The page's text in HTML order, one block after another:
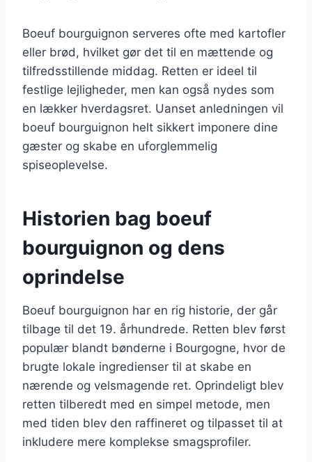
Boeuf bourguignon serveres ofte med kartofler
eller brød, hvilket gør det til en mættende og
tilfredsstillende middag. Retten er ideel til
festlige lejligheder, men kan også nydes som
en lækker hverdagsret. Uanset anledningen vil
boeuf bourguignon helt sikkert imponere dine
gæster og skabe en uforglemmelig
spiseoplevelse.
Historien bag boeuf
bourguignon og dens
oprindelse
Boeuf bourguignon har en rig historie, der går
tilbage til det 19. århundrede. Retten blev først
populær blandt bønderne i Bourgogne, hvor de
brugte lokale ingredienser til at skabe en
nærende og velsmagende ret. Oprindeligt blev
retten tilberedt med en simpel metode, men
med tiden blev den raffineret og tilpasset til at
inkludere mere komplekse smagsprofiler.